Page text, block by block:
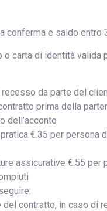
conferma e saldo entro
carta di identità valida
da parte del
prima della
dell’acconto
€.35 per persona
assicurative €.55 per
contratto, in caso di